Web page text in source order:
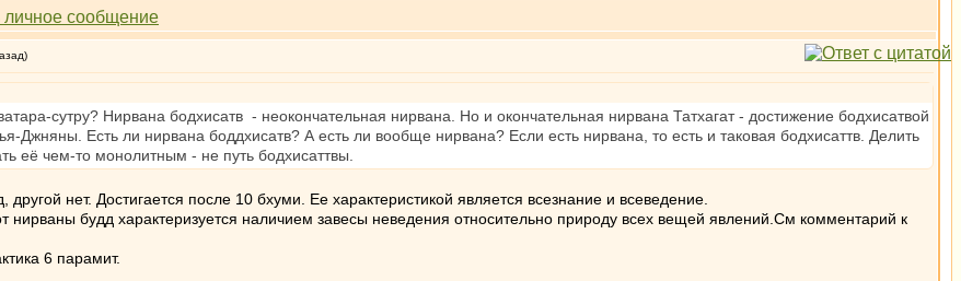
сутру? Нирвана бодхисатв - неокончательная нирвана. Но и окончательная нирвана Татхагат - достижение бодхисатвой
Джняны. Есть ли нирвана боддхисатв? А есть ли вообще нирвана? Если есть нирвана, то есть и таковая бодхисаттв. Делить
её чем-то монолитным - не путь бодхисаттвы.
нет. Достигается после 10 бхуми. Ее характеристикой является всезнание и всеведение.
нирваны будд характеризуется наличием завесы неведения относительно природу всех вещей явлений.См комментарий к
6 парамит.